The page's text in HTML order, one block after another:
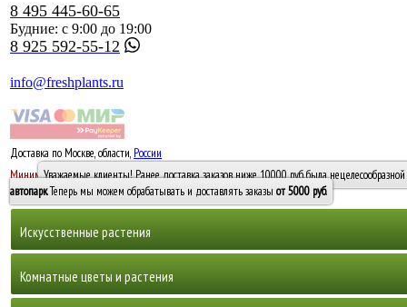
8 495 445-60-65
Будние: с 9:00 до 19:00
8 925 592-55-12
info@freshplants.ru
Доставка по Москве, области, России
Минимальный заказ -10 0005000 руб.
Уважаемые клиенты! Ранее доставка заказов ниже 10000 руб. была
автопарк. Теперь мы можем обрабатывать и доставлять заказы от 5000 руб.
Искусственные растения
Горшечные растения, кусты и мох
Комнатные цветы и растения